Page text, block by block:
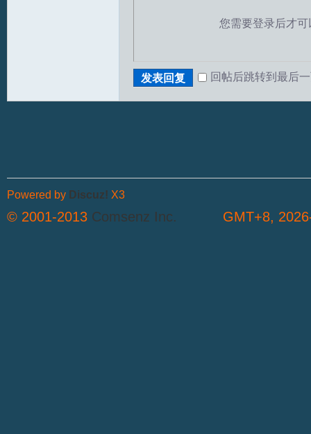
S
您需要登录后才
发表回复 回帖后跳转到最后
GMT+8,
Powered by Discuz! X3
© 2001-2013 Comsenz Inc.